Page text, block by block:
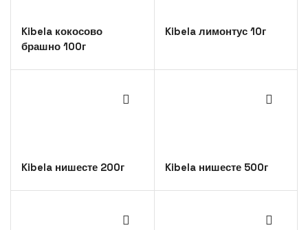
Kibela кокосово
брашно 100г
Kibela лимонтус 10г
Kibela нишесте 200г Kibela нишесте 500г